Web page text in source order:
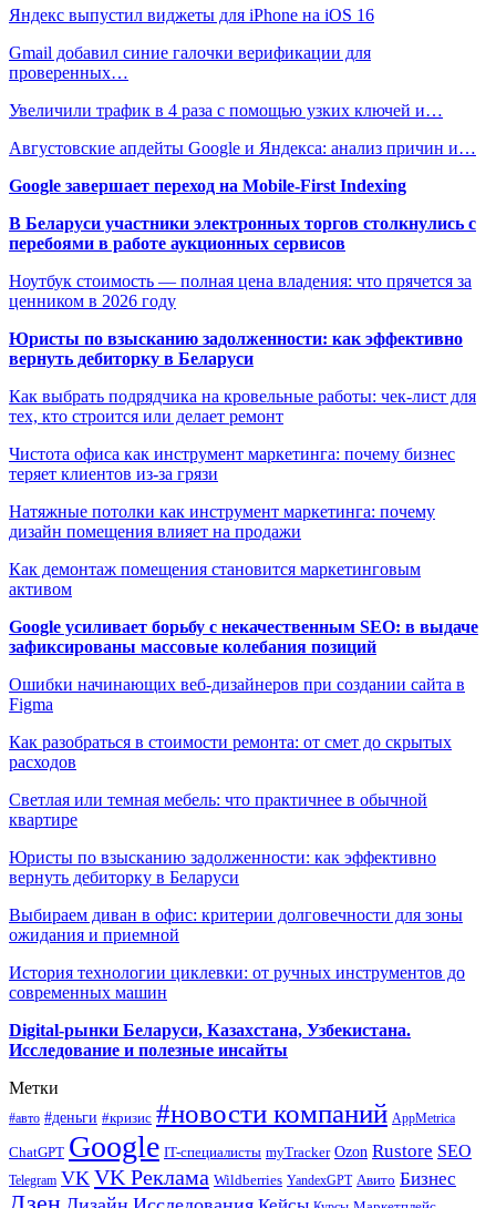
Яндекс выпустил виджеты для iPhone на iOS 16
Gmail добавил синие галочки верификации для
проверенных…
Увеличили трафик в 4 раза с помощью узких ключей и…
Августовские апдейты Google и Яндекса: анализ причин и…
Google завершает переход на Mobile-First Indexing
В Беларуси участники электронных торгов столкнулись с
перебоями в работе аукционных сервисов
Ноутбук стоимость — полная цена владения: что прячется за
ценником в 2026 году
Юристы по взысканию задолженности: как эффективно
вернуть дебиторку в Беларуси
Как выбрать подрядчика на кровельные работы: чек-лист для
тех, кто строится или делает ремонт
Чистота офиса как инструмент маркетинга: почему бизнес
теряет клиентов из-за грязи
Натяжные потолки как инструмент маркетинга: почему
дизайн помещения влияет на продажи
Как демонтаж помещения становится маркетинговым
активом
Google усиливает борьбу с некачественным SEO: в выдаче
зафиксированы массовые колебания позиций
Ошибки начинающих веб-дизайнеров при создании сайта в
Figma
Как разобраться в стоимости ремонта: от смет до скрытых
расходов
Светлая или темная мебель: что практичнее в обычной
квартире
Юристы по взысканию задолженности: как эффективно
вернуть дебиторку в Беларуси
Выбираем диван в офис: критерии долговечности для зоны
ожидания и приемной
История технологии циклевки: от ручных инструментов до
современных машин
Digital-рынки Беларуси, Казахстана, Узбекистана.
Исследование и полезные инсайты
Метки
#авто #деньги #кризис #новости компаний AppMetrica
ChatGPT Google IT-специалисты myTracker Ozon Rustore SEO
Telegram VK VK Реклама Wildberries YandexGPT Авито Бизнес